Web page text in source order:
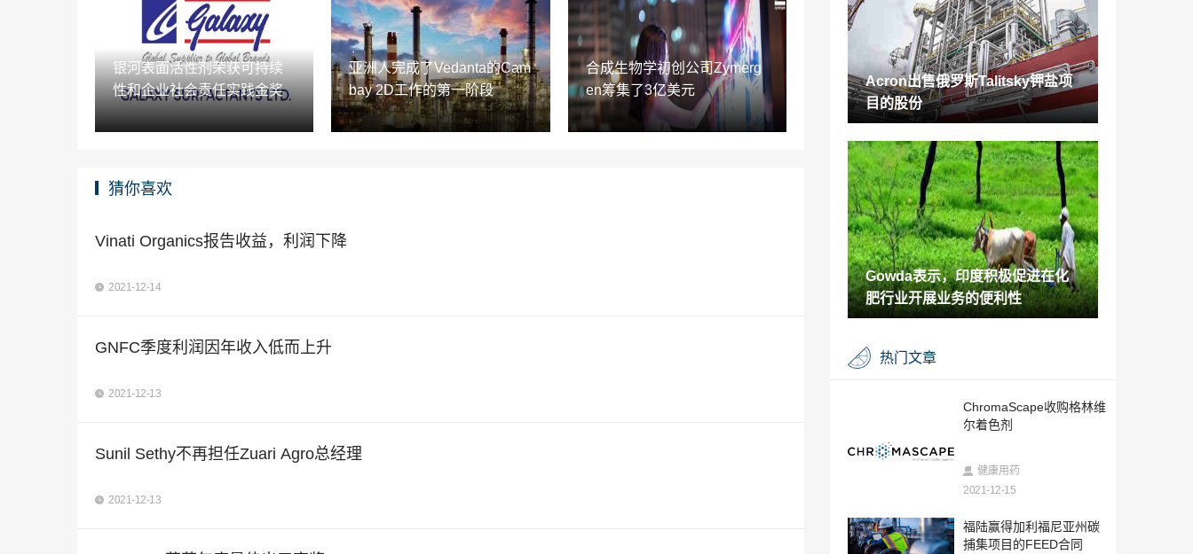
银河表面活性剂荣获可持续
性和企业社会责任实践金奖
亚洲人完成了Vedanta的Cam
bay 2D工作的第一阶段
合成生物学初创公司Zymerg
en筹集了3亿美元
猜你喜欢
Vinati Organics报告收益，利润下降
2021-12-14
GNFC季度利润因年收入低而上升
2021-12-13
Sunil Sethy不再担任Zuari Agro总经理
2021-12-13
2021-12-14
Acron出售俄罗斯Talitsky钾盐项目的股份
2021-12-14
银河表面活性剂荣获可持续性和企业社会
责任实践金奖
Sabic宣布建立合作伙伴关系，以生产木塑
复合材料
2021-12-14
默克（Merck）KGaA宣布董事会变更
2021-12-14
杜邦的MECS催化剂生产厂获得负责任的
卓越护理证书
2021-12-14
展业务的便利性
亚洲人完成了Vedanta的Cambay 2D工作
2021-12-14
Brenntag与Vitalus Nutrition签署了在北美
生物材料初创公司Checkerspot筹集了360
0万美元
Acron出售俄罗斯Talitsky钾盐项
目的股份
Gowda表示，印度积极促进在化
肥行业开展业务的便利性
热门文章
ChromaScape收购格林维
尔着色剂
健康用药
2021-12-15
福陆赢得加利福尼亚州碳
捕集项目的FEED合同